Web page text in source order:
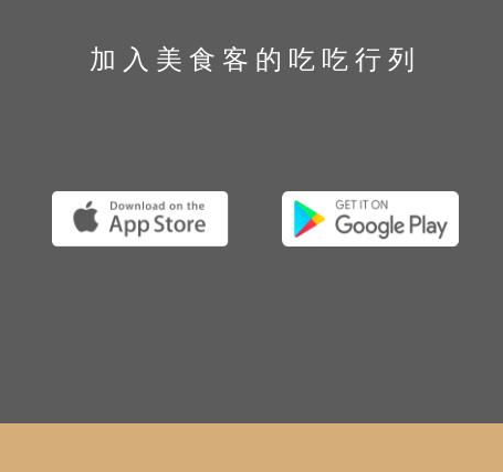
加入美食客的吃吃行列